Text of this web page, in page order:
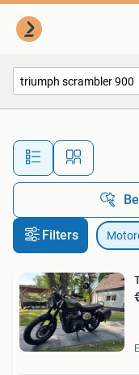
Filters